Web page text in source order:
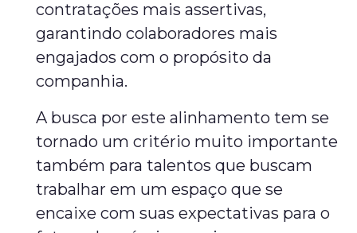
contratações mais assertivas,
garantindo colaboradores mais
engajados com o propósito da
companhia.
A busca por este alinhamento tem se
tornado um critério muito importante
também para talentos que buscam
trabalhar em um espaço que se
encaixe com suas expectativas para o